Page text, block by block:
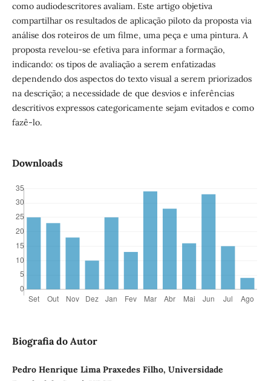
como audiodescritores avaliam. Este artigo objetiva
compartilhar os resultados de aplicação piloto da proposta via
análise dos roteiros de um filme, uma peça e uma pintura. A
proposta revelou-se efetiva para informar a formação,
indicando: os tipos de avaliação a serem enfatizadas
dependendo dos aspectos do texto visual a serem priorizados
na descrição; a necessidade de que desvios e inferências
descritivos expressos categoricamente sejam evitados e como
fazê-lo.
Downloads
Biografia do Autor
Pedro Henrique Lima Praxedes Filho, Universidade